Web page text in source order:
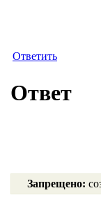
Ответить
Ответ
Запрещено: